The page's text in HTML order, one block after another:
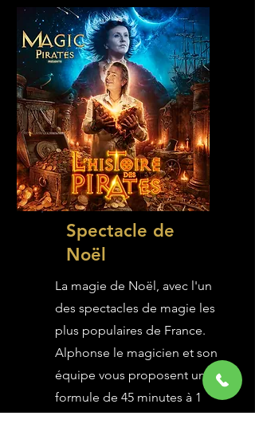
Spectacle de
Noël
La magie de Noël, avec l'un
des spectacles de magie les
plus populaires de France.
Alphonse le magicien et son
équipe vous proposent une
formule de 45 minutes à 1